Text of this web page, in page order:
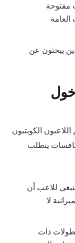
مفتوحة
العامة
يبحثون عن
الكويتيون
يتطلب
للاعب أن
لا
ذات